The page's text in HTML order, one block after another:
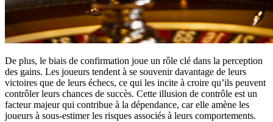
De plus, le biais de confirmation joue un rôle clé dans la perception
des gains. Les joueurs tendent à se souvenir davantage de leurs
victoires que de leurs échecs, ce qui les incite à croire qu’ils peuvent
contrôler leurs chances de succès. Cette illusion de contrôle est un
facteur majeur qui contribue à la dépendance, car elle amène les
joueurs à sous-estimer les risques associés à leurs comportements.